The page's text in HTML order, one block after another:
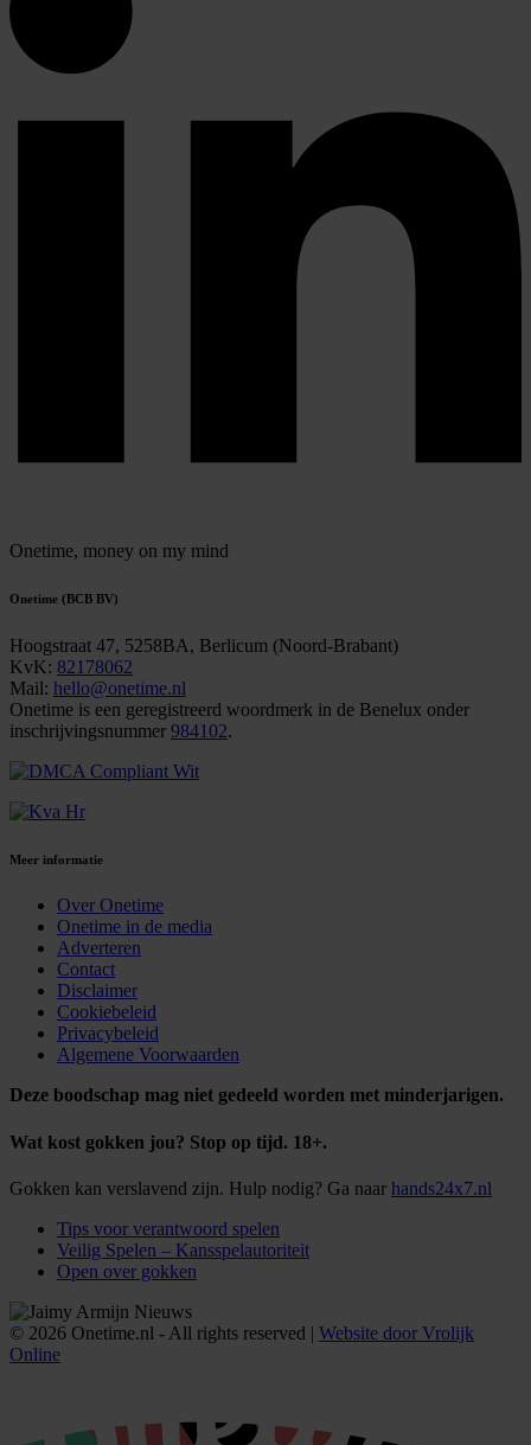
Onetime, money on my mind
Onetime (BCB BV)
Hoogstraat 47, 5258BA, Berlicum (Noord-Brabant)
KvK: 82178062
Mail: hello@onetime.nl
Onetime is een geregistreerd woordmerk in de Benelux onder
inschrijvingsnummer 984102.
Meer informatie
Over Onetime
Onetime in de media
Adverteren
Contact
Disclaimer
Cookiebeleid
Privacybeleid
Algemene Voorwaarden
Deze boodschap mag niet gedeeld worden met minderjarigen.
Wat kost gokken jou? Stop op tijd. 18+.
Gokken kan verslavend zijn. Hulp nodig? Ga naar hands24x7.nl
Tips voor verantwoord spelen
Veilig Spelen – Kansspelautoriteit
Open over gokken
© 2026 Onetime.nl - All rights reserved | Website door Vrolijk
Online